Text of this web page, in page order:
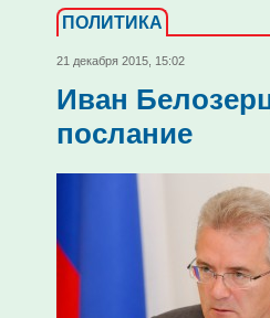
ПОЛИТИКА
21 декабря 2015, 15:02
Иван
послание